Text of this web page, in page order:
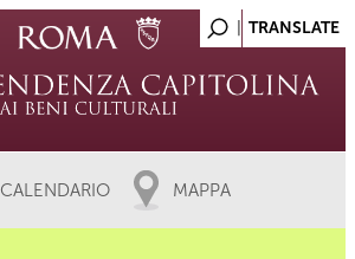
CALENDARIO MAPPA